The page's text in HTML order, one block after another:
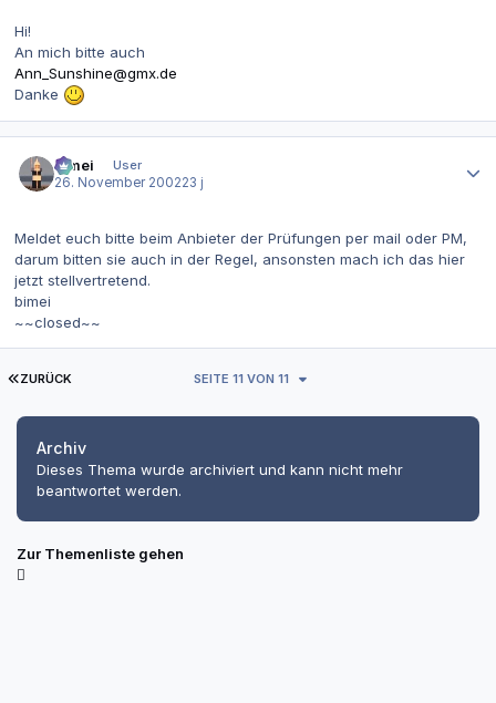
Hi!
An mich bitte auch
Ann_Sunshine@gmx.de
Danke
bimei
User
26. November 200223 j
Meldet euch bitte beim Anbieter der Prüfungen per mail oder PM,
darum bitten sie auch in der Regel, ansonsten mach ich das hier
jetzt stellvertretend.
bimei
~~closed~~
ERSTE SEITE
ZURÜCK SEITE 11 VON 11
Archiv
Dieses Thema wurde archiviert und kann nicht mehr
beantwortet werden.
Zur Themenliste gehen